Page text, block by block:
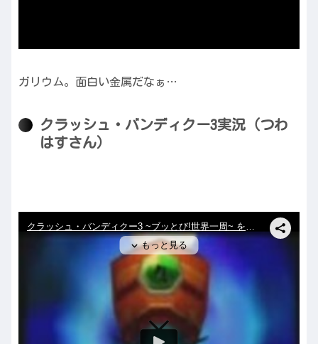
ガリウム。面白い金属だなぁ…
クラッシュ・バンディクー3実況（つわ
はすさん）